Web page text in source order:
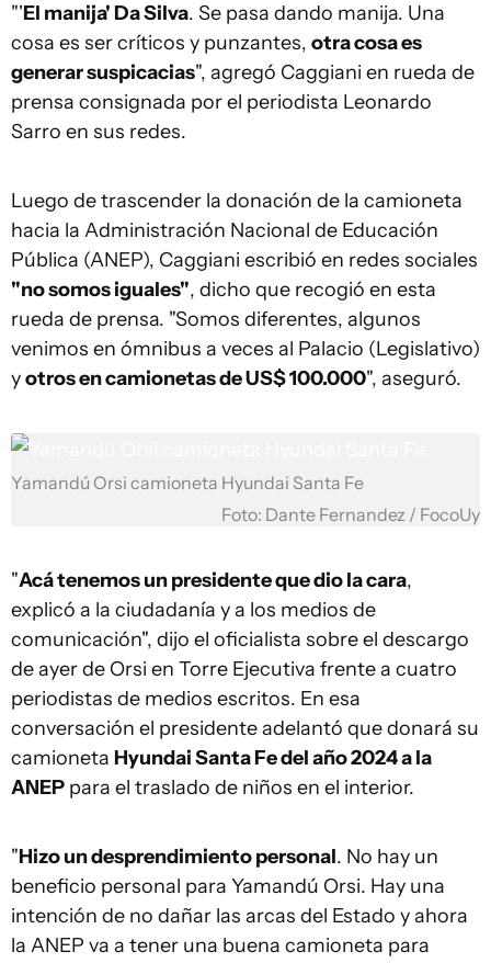
"'El manija' Da Silva. Se pasa dando manija. Una
cosa es ser críticos y punzantes, otra cosa es
generar suspicacias", agregó Caggiani en rueda de
prensa consignada por el periodista Leonardo
Sarro en sus redes.
Luego de trascender la donación de la camioneta
hacia la Administración Nacional de Educación
Pública (ANEP), Caggiani escribió en redes sociales
"no somos iguales", dicho que recogió en esta
rueda de prensa. "Somos diferentes, algunos
venimos en ómnibus a veces al Palacio (Legislativo)
yotros en camionetas de US$ 100.000", aseguró.
Yamandú Orsi camioneta Hyundai Santa Fe
Foto: Dante Fernandez / FocoUy
"Acá tenemos un presidente que dio la cara,
explicó a la ciudadanía y a los medios de
comunicación", dijo el oficialista sobre el descargo
de ayer de Orsi en Torre Ejecutiva frente a cuatro
periodistas de medios escritos. En esa
conversación el presidente adelantó que donará su
camioneta Hyundai Santa Fe del año 2024 a la
ANEP para el traslado de niños en el interior.
"Hizo un desprendimiento personal. No hay un
beneficio personal para Yamandú Orsi. Hay una
intención de no dañar las arcas del Estado y ahora
la ANEP va a tener una buena camioneta para